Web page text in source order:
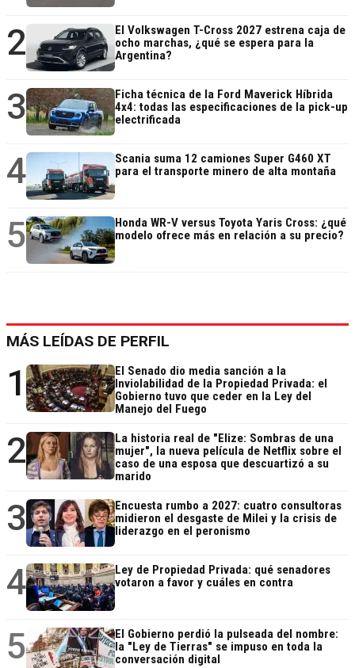
2
El Volkswagen T-Cross 2027 estrena caja de
ocho marchas, ¿qué se espera para la
Argentina?
3
Ficha técnica de la Ford Maverick Híbrida
4x4: todas las especificaciones de la pick-up
electrificada
4
Scania suma 12 camiones Super G460 XT
para el transporte minero de alta montaña
5
Honda WR-V versus Toyota Yaris Cross: ¿qué
modelo ofrece más en relación a su precio?
MÁS LEÍDAS DE PERFIL
1
El Senado dio media sanción a la
Inviolabilidad de la Propiedad Privada: el
Gobierno tuvo que ceder en la Ley del
Manejo del Fuego
2
La historia real de "Elize: Sombras de una
mujer", la nueva película de Netflix sobre el
caso de una esposa que descuartizó a su
marido
3
Encuesta rumbo a 2027: cuatro consultoras
midieron el desgaste de Milei y la crisis de
liderazgo en el peronismo
4
Ley de Propiedad Privada: qué senadores
votaron a favor y cuáles en contra
5
El Gobierno perdió la pulseada del nombre:
la "Ley de Tierras" se impuso en toda la
conversación digital